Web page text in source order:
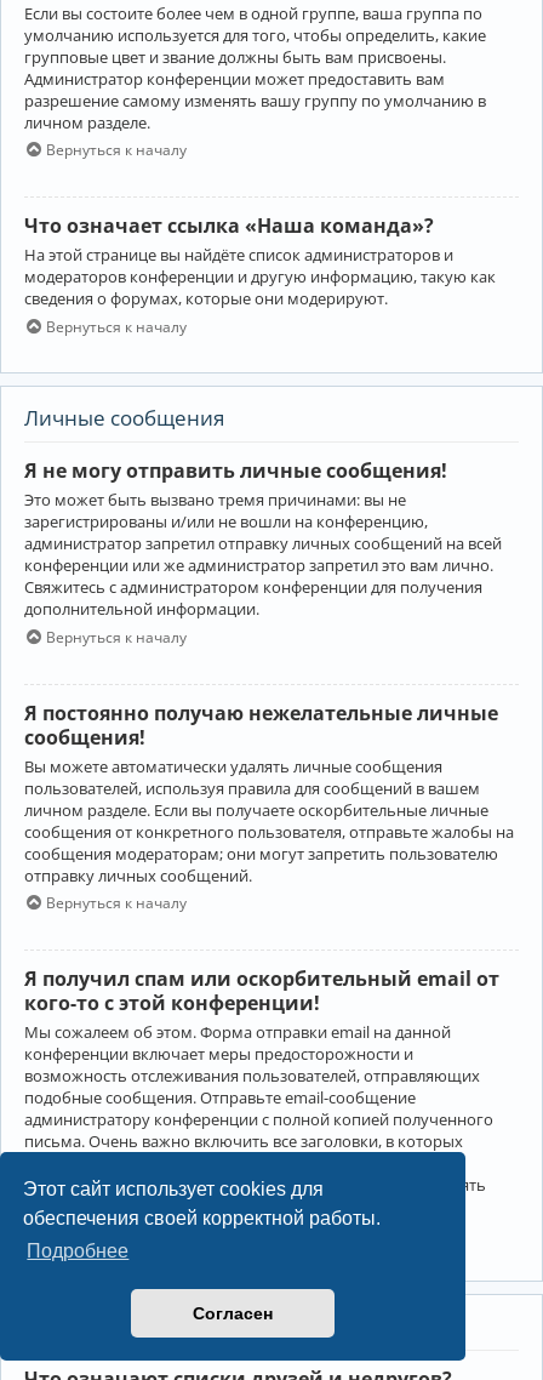
Этот сайт использует cookies для
обеспечения своей корректной работы.
Подробнее
Согласен
Если вы состоите более чем в одной группе, ваша группа по
умолчанию используется для того, чтобы определить, какие
групповые цвет и звание должны быть вам присвоены.
Администратор конференции может предоставить вам
разрешение самому изменять вашу группу по умолчанию в
личном разделе.
Вернуться к началу
Что означает ссылка «Наша команда»?
На этой странице вы найдёте список администраторов и
модераторов конференции и другую информацию, такую как
сведения о форумах, которые они модерируют.
Вернуться к началу
Личные сообщения
Я не могу отправить личные сообщения!
Это может быть вызвано тремя причинами: вы не
зарегистрированы и/или не вошли на конференцию,
администратор запретил отправку личных сообщений на всей
конференции или же администратор запретил это вам лично.
Свяжитесь с администратором конференции для получения
дополнительной информации.
Вернуться к началу
Я постоянно получаю нежелательные личные
сообщения!
Вы можете автоматически удалять личные сообщения
пользователей, используя правила для сообщений в вашем
личном разделе. Если вы получаете оскорбительные личные
сообщения от конкретного пользователя, отправьте жалобы на
сообщения модераторам; они могут запретить пользователю
отправку личных сообщений.
Вернуться к началу
Я получил спам или оскорбительный email от
кого-то с этой конференции!
Мы сожалеем об этом. Форма отправки email на данной
конференции включает меры предосторожности и
возможность отслеживания пользователей, отправляющих
подобные сообщения. Отправьте email-сообщение
администратору конференции с полной копией полученного
письма. Очень важно включить все заголовки, в которых
Администратор конференции сможет в этом случае принять
меры.
Друзья и недруги